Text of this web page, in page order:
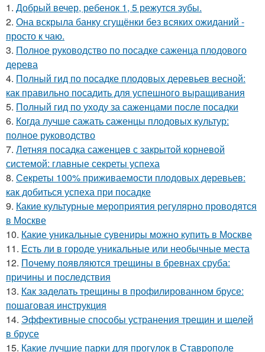
1. Добрый вечер, ребенок 1, 5 режутся зубы.
2. Она вскрыла банку сгущёнки без всяких ожиданий -
просто к чаю.
3. Полное руководство по посадке саженца плодового
дерева
4. Полный гид по посадке плодовых деревьев весной:
как правильно посадить для успешного выращивания
5. Полный гид по уходу за саженцами после посадки
6. Когда лучше сажать саженцы плодовых культур:
полное руководство
7. Летняя посадка саженцев с закрытой корневой
системой: главные секреты успеха
8. Секреты 100% приживаемости плодовых деревьев:
как добиться успеха при посадке
9. Какие культурные мероприятия регулярно проводятся
в Москве
10. Какие уникальные сувениры можно купить в Москве
11. Есть ли в городе уникальные или необычные места
12. Почему появляются трещины в бревнах сруба:
причины и последствия
13. Как заделать трещины в профилированном брусе:
пошаговая инструкция
14. Эффективные способы устранения трещин и щелей
в брусе
15. Какие лучшие парки для прогулок в Ставрополе